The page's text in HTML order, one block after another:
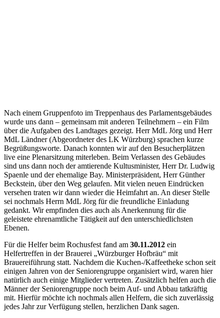
Nach einem Gruppenfoto im Treppenhaus des Parlamentsgebäudes
wurde uns dann – gemeinsam mit anderen Teilnehmern – ein Film
über die Aufgaben des Landtages gezeigt. Herr MdL Jörg und Herr
MdL Ländner (Abgeordneter des LK Würzburg) sprachen kurze
Begrüßungsworte. Danach konnten wir auf den Besucherplätzen
live eine Plenarsitzung miterleben. Beim Verlassen des Gebäudes
sind uns dann noch der amtierende Kultusminister, Herr Dr. Ludwig
Spaenle und der ehemalige Bay. Ministerpräsident, Herr Günther
Beckstein, über den Weg gelaufen. Mit vielen neuen Eindrücken
versehen traten wir dann wieder die Heimfahrt an. An dieser Stelle
sei nochmals Herrn MdL Jörg für die freundliche Einladung
gedankt. Wir empfinden dies auch als Anerkennung für die
geleistete ehrenamtliche Tätigkeit auf den unterschiedlichsten
Ebenen.
Für die Helfer beim Rochusfest fand am 30.11.2012 ein
Helfertreffen in der Brauerei „Würzburger Hofbräu“ mit
Brauereiführung statt. Nachdem die Kuchen-/Kaffeetheke schon seit
einigen Jahren von der Seniorengruppe organisiert wird, waren hier
natürlich auch einige Mitglieder vertreten. Zusätzlich helfen auch die
Männer der Seniorengruppe noch beim Auf- und Abbau tatkräftig
mit. Hierfür möchte ich nochmals allen Helfern, die sich zuverlässig
jedes Jahr zur Verfügung stellen, herzlichen Dank sagen.